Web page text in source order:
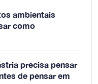
ambientais
como
precisa pensar
de pensar em